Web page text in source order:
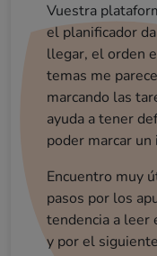
Vuestra
el planificador
llegar, el orden
temas me
marcando las
ayuda a tener
poder marcar
Encuentro muy
pasos por los
tendencia a leer
y por el
Lydia
El
Hace que
Buenos días, el curso me tiene fascinada, tiene muy buena